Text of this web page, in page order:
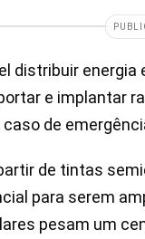
distribuir
e implantar
de
de tintas
para serem
pesam um